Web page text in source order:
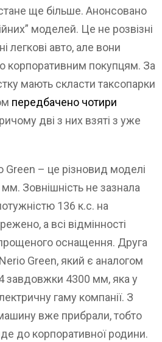
ще більше. Анонсовано
моделей. Це не розвізні
легкові авто, але вони
корпоративним покупцям. За
мають скласти таксопарки
передбачено чотири
дві з них взяті з уже
Green – це різновид моделі
Зовнішність не зазнала
136 к.с. на
а всі відмінності
оснащення. Друга
Green, який є аналогом
завдовжки 4300 мм, яка у
гаму компанії. З
вже прибрали, тобто
до корпоративної родини.